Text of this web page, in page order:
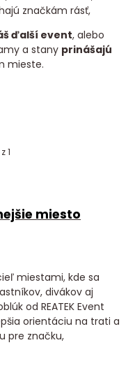
značkám rásť,
ďalší event, alebo
a stany prinášajú
mieste.
z 1
miesto
miestami, kde sa
divákov aj
od REATEK Event
orientáciu na trati a
pre značku,